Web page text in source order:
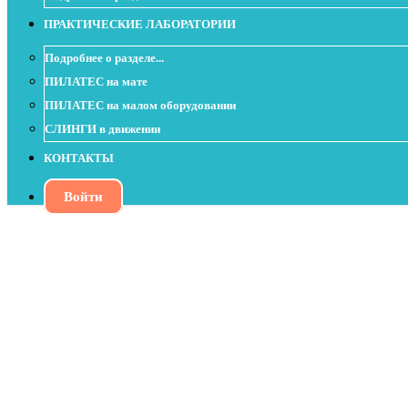
ПРАКТИЧЕСКИЕ ЛАБОРАТОРИИ
Подробнее о разделе...
ПИЛАТЕС на мате
ПИЛАТЕС на малом оборудовании
СЛИНГИ в движении
КОНТАКТЫ
Войти